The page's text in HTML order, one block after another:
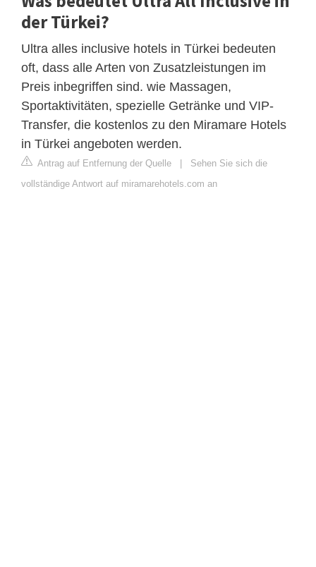
der Türkei?
Ultra alles inclusive hotels in Türkei bedeuten
oft, dass alle Arten von Zusatzleistungen im
Preis inbegriffen sind. wie Massagen,
Sportaktivitäten, spezielle Getränke und VIP-
Transfer, die kostenlos zu den Miramare Hotels
in Türkei angeboten werden.
Antrag auf Entfernung der Quelle | Sehen Sie sich die
vollständige Antwort auf miramarehotels.com an